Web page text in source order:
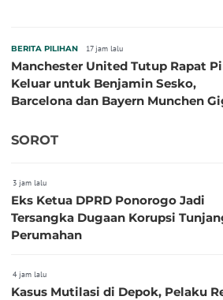
BERITA PILIHAN 17 jam lalu
Manchester United Tutup Rapat
Keluar untuk Benjamin Sesko,
Barcelona dan Bayern Munchen
SOROT
3 jam lalu
Eks Ketua DPRD Ponorogo Jadi
Tersangka Dugaan Korupsi
Perumahan
4 jam lalu
Kasus Mutilasi di Depok, Pelaku